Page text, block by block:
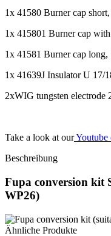
1x 41580 Burner cap
1x 415801 Burner cap
1x 41581 Burner cap
1x 41639J Insulator U 17/
2xWIG tungsten electrode
Take a look at ourYoutube
Beschreibung
Fupa conversion kit
WP26)
Ähnliche Produkte